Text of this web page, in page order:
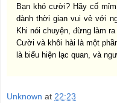
Bạn khó cười? Hãy cố
dành thời gian vui vẻ với
Khi nói chuyện, đừng làm
Cười và khôi hài là một
là biểu hiện lạc quan, và
Unknown at 22:23